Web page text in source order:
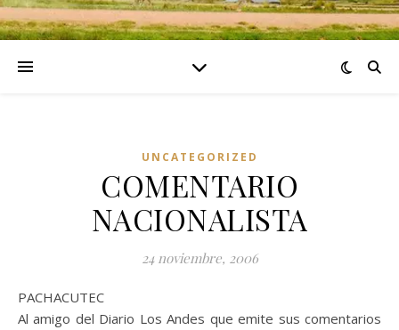
UNCATEGORIZED
COMENTARIO
NACIONALISTA
24 noviembre, 2006
PACHACUTEC
Al amigo del Diario Los Andes que emite sus comentarios